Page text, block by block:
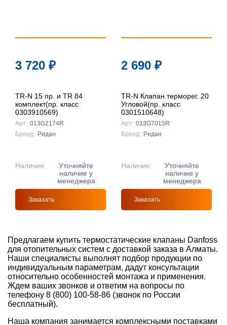
3 720 ₽
TR-N 15 пр. и TR 84
комплект(пр. класс
0303910569)
Арт: 013G2174R
Бренд: Ридан
Наличие:
Уточняйте
наличие у
менеджера
Заказать
2 690 ₽
TR-N Клапан терморег. 20
Угловой(пр. класс
0301510648)
Арт: 013G7015R
Бренд: Ридан
Наличие:
Уточняйте
наличие у
менеджера
Заказать
Предлагаем купить термостатические клапаны Danfoss
для отопительных систем с доставкой заказа в Алматы.
Наши специалисты выполнят подбор продукции по
индивидуальным параметрам, дадут консультации
относительно особенностей монтажа и применения.
Ждем ваших звонков и ответим на вопросы по
телефону 8 (800) 100-58-86 (звонок по России
бесплатный).
Наша компания занимается комплексными поставками